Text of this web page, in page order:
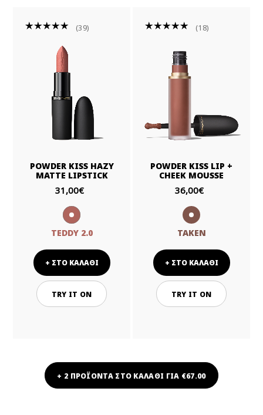
39
POWDER KISS HAZY
MATTE LIPSTICK
31,00€
TEDDY 2.0
+ ΣΤΟ ΚΑΛΑΘΙ
TRY IT ON
18
POWDER KISS LIP +
CHEEK MOUSSE
36,00€
TAKEN
+ ΣΤΟ ΚΑΛΑΘΙ
TRY IT ON
+ 2 ΠΡΟΪΟΝΤΑ ΣΤΟ ΚΑΛΑΘΙ ΓΙΑ €67.00